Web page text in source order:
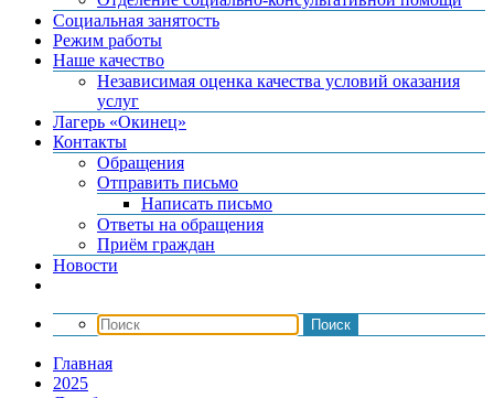
Социальная занятость
Режим работы
Наше качество
Независимая оценка качества условий оказания
услуг
Лагерь «Окинец»
Контакты
Обращения
Отправить письмо
Написать письмо
Ответы на обращения
Приём граждан
Новости
Главная
2025